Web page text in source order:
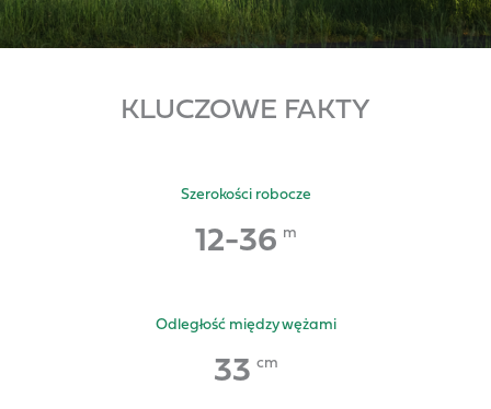
KLUCZOWE FAKTY
Szerokości robocze
12-36 m
Odległość między wężami
33 cm